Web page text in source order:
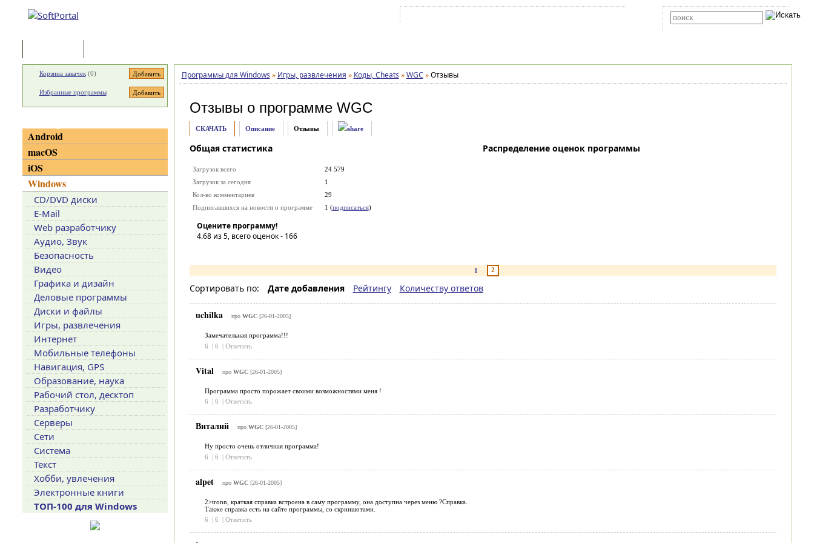
Программы для Windows » Игры, развлечения » Коды, Cheats » WGC » Отзывы
Отзывы о программе WGC
СКАЧАТЬ Описание Отзывы
Общая статистика
Загрузок всего
24 579
Загрузок за сегодня
1
Кол-во комментариев
29
Подписавшихся на новости о программе
1 (подписаться)
Оцените программу!
4.68из 5, всего оценок - 166
Распределение оценок программы
1 2
Сортировать по: Дате добавления Рейтингу Количеству ответов
uchilka про WGC [26-01-2005]
Замечательная программа!!!
6
| 6 | Ответить
Vital про WGC [26-01-2005]
Программа просто порожает своими возможностями меня !
6
| 6 | Ответить
Виталий про WGC [26-01-2005]
Ну просто очень отличная программа!
6
| 6 | Ответить
alpet про WGC [26-01-2005]
2>tronn, краткая справка встроена в саму программу, она доступна через меню ?Справка.
Также справка есть на сайте программы, со скриншотами.
6
| 6 | Ответить
Корзина закачек(0)
Избранные программы
Android
macOS
iOS
Windows
CD/DVD диски
E-Mail
Web разработчику
Аудио, Звук
Безопасность
Видео
Графика и дизайн
Деловые программы
Диски и файлы
Игры, развлечения
Интернет
Мобильные телефоны
Навигация, GPS
Образование, наука
Рабочий стол, десктоп
Разработчику
Серверы
Сети
Система
Текст
Хобби, увлечения
Электронные книги
ТОП-100 для Windows